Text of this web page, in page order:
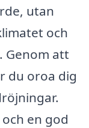
utan
och
Genom att
du oroa dig
en god